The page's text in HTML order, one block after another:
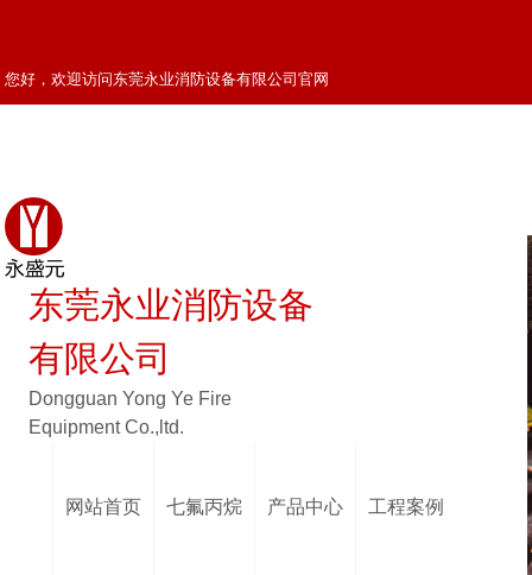
您好，欢迎访问东莞永业消防设备有限公司官网
东莞永业消防设备
有限公司
Dongguan Yong Ye Fire
Equipment Co.,ltd.
网站首页 七氟丙烷 产品中心 工程案例